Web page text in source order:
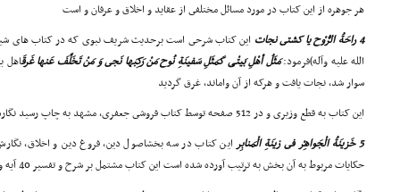
هر جوهره از این کتاب در مورد مسائل مختلفى از عقاید و اخلاق و عرفان و است
4 راحَةُ الرُّوْح یا کشتى نجات
این کتاب شرحى است برحدیث شریف نبوى که در کتاب هاى
الله علیه وآله)فرمود:مَثَلُ أهْلِ بَیتْی کَمَثَلِ سَفینَةِ نُوح مَنْ رَکِبَها نَجى وَ مَنْ تَخَلَّفَ عَنها غَرقَاهل
سوار شد، نجات یافت و هرکه از آن واماند، غرق گردید
این کتاب به قطع وزیرى و در 512 صفحه توسط کتاب فروشى جعفرى، مشهد به چاپ رسید نگارش کتاب در سال 1341 هـ ق به پایان رسید
5 خَزینَةُ الْجَواهِرْ فى زینَةِ الْمَنابِر
این کتاب در سه بخشاصول دین، فروغ دین و اخلاق،
حکایات مربوط به آن بخش به ترتیب آورده شده است این کتاب مشتمل بر شرح و تفسیر 40 آیه و 77 روایت و 80 موعظه و 200 حکایت است